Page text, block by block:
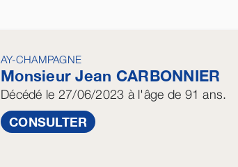
AY-CHAMPAGNE
Monsieur Jean CARBONNIER
Décédé le 27/06/2023 à l'âge de 91 ans.
CONSULTER